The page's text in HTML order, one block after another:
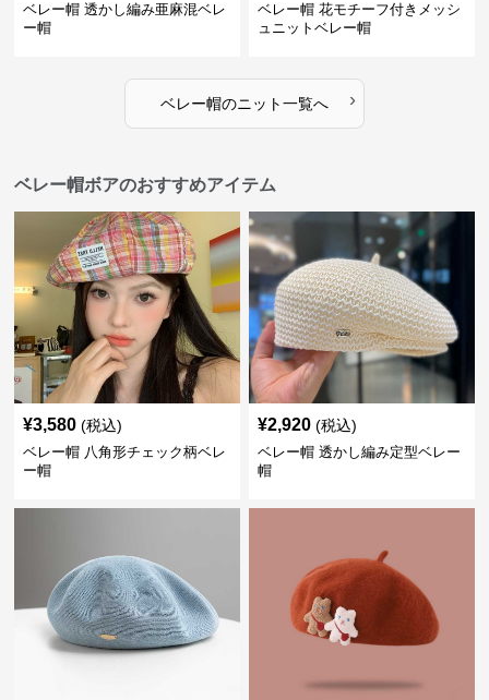
ベレー帽 透かし編み亜麻混ベレ
ー帽
ベレー帽 花モチーフ付きメッシ
ュニットベレー帽
ベレー帽のニット一覧へ ›
ベレー帽ボアのおすすめアイテム
¥3,580 (税込)
ベレー帽 八角形チェック柄ベレ
ー帽
¥2,920 (税込)
ベレー帽 透かし編み定型ベレー
帽